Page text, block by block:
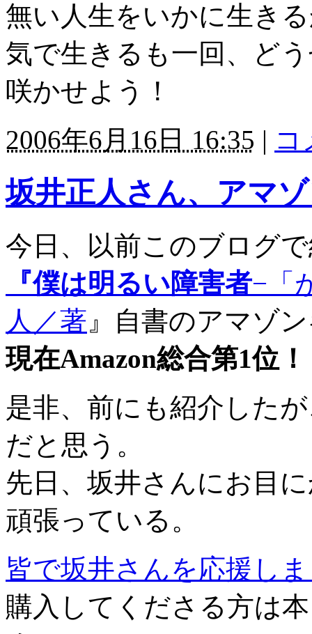
無い人生をいかに生き
気で生きるも一回、ど
咲かせよう！
2006年6月16日 16:35 | コ
坂井正人さん、アマ
今日、以前このブログ
『僕は明るい障害者−「
人／著 』自書のアマゾ
現在Amazon総合第1位！
是非、前にも紹介した
だと思う。
先日、坂井さんにお目
頑張っている。
皆で坂井さんを応援し
購入してくださる方は